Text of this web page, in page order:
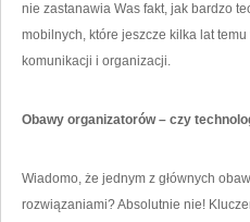
nie zastanawia Was fakt, jak bardzo
mobilnych, które jeszcze kilka lat
komunikacji i organizacji.
Obawy organizatorów – czy
Wiadomo, że jednym z głównych
rozwiązaniami? Absolutnie nie!